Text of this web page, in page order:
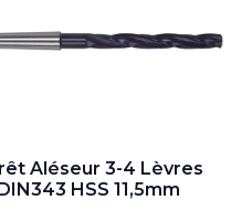
Aléseur 3-4 Lèvres
HSS 11,5mm